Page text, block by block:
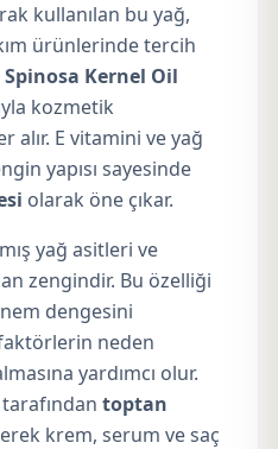
kullanılan bu yağ,
ürünlerinde tercih
Kernel Oil
kozmetik
alır. E vitamini ve yağ
yapısı sayesinde
olarak öne çıkar.
yağ asitleri ve
zengindir. Bu özelliği
dengesini
neden
yardımcı olur.
toptan
krem, serum ve saç